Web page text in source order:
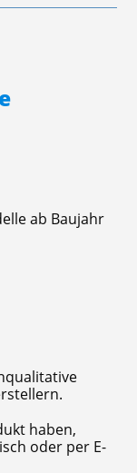
ab Baujahr
haben,
oder per E-